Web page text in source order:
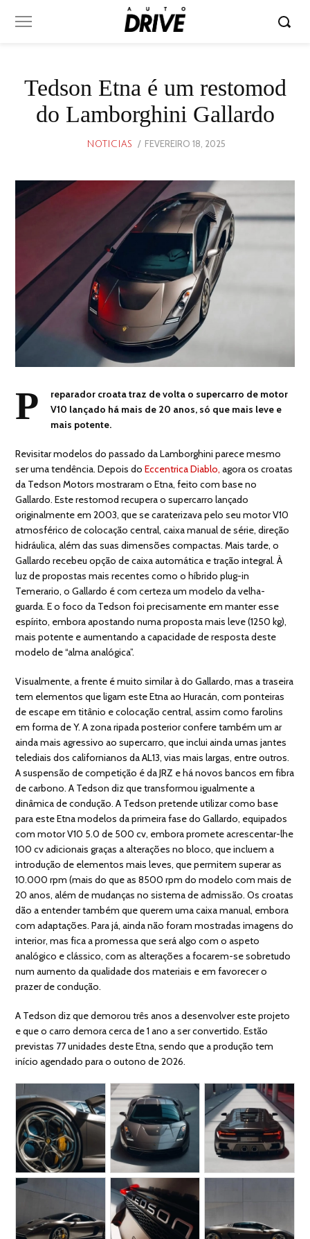
Tedson Etna é um restomod
do Lamborghini Gallardo
NOTICIAS
POSTED
FEVEREIRO 18, 2025
P
reparador croata traz de volta o supercarro de motor
V10 lançado há mais de 20 anos, só que mais leve e
mais potente.
Revisitar modelos do passado da Lamborghini parece mesmo
ser uma tendência. Depois doEccentrica Diablo, agora os croatas
da Tedson Motors mostraram o Etna, feito com base no
Gallardo. Este restomod recupera o supercarro lançado
originalmente em 2003, que se caraterizava pelo seu motor V10
atmosférico de colocação central, caixa manual de série, direção
hidráulica, além das suas dimensões compactas. Mais tarde, o
Gallardo recebeu opção de caixa automática e tração integral. À
luz de propostas mais recentes como o híbrido plug-in
Temerario, o Gallardo é com certeza um modelo da velha-
guarda. E o foco da Tedson foi precisamente em manter esse
espírito, embora apostando numa proposta mais leve (1250 kg),
mais potente e aumentando a capacidade de resposta deste
modelo de “alma analógica”.
Visualmente, a frente é muito similar à do Gallardo, mas a traseira
tem elementos que ligam este Etna ao Huracán, com ponteiras
de escape em titânio e colocação central, assim como farolins
em forma de Y. A zona ripada posterior confere também um ar
ainda mais agressivo ao supercarro, que inclui ainda umas jantes
telediais dos californianos da AL13, vias mais largas, entre outros.
A suspensão de competição é da JRZ e há novos bancos em fibra
de carbono. A Tedson diz que transformou igualmente a
dinâmica de condução. A Tedson pretende utilizar como base
para este Etna modelos da primeira fase do Gallardo, equipados
com motor V10 5.0 de 500 cv, embora promete acrescentar-lhe
100 cv adicionais graças a alterações no bloco, que incluem a
introdução de elementos mais leves, que permitem superar as
10.000 rpm (mais do que as 8500 rpm do modelo com mais de
20 anos, além de mudanças no sistema de admissão. Os croatas
dão a entender também que querem uma caixa manual, embora
com adaptações. Para já, ainda não foram mostradas imagens do
interior, mas fica a promessa que será algo com o aspeto
analógico e clássico, com as alterações a focarem-se sobretudo
num aumento da qualidade dos materiais e em favorecer o
prazer de condução.
A Tedson diz que demorou três anos a desenvolver este projeto
e que o carro demora cerca de 1 ano a ser convertido. Estão
previstas 77 unidades deste Etna, sendo que a produção tem
início agendado para o outono de 2026.